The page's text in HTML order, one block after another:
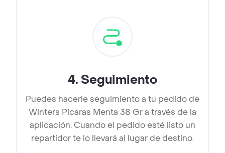
4. Seguimiento
Puedes hacerle seguimiento a tu pedido de
Winters Picaras Menta 38 Gr a través de la
aplicación. Cuando el pedido esté listo un
repartidor te lo llevará al lugar de destino.